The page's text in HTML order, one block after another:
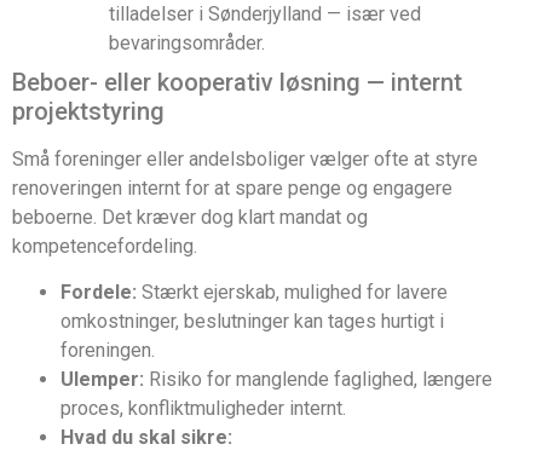
tilladelser i Sønderjylland — især ved
bevaringsområder.
Beboer- eller kooperativ løsning — internt
projektstyring
Små foreninger eller andelsboliger vælger ofte at styre
renoveringen internt for at spare penge og engagere
beboerne. Det kræver dog klart mandat og
kompetencefordeling.
Fordele: Stærkt ejerskab, mulighed for lavere
omkostninger, beslutninger kan tages hurtigt i
foreningen.
Ulemper: Risiko for manglende faglighed, længere
proces, konfliktmuligheder internt.
Hvad du skal sikre: